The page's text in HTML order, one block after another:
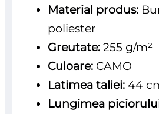
Material produs:
poliester
Greutate:255 g/m²
Culoare: CAMO
Latimea taliei:44
Lungimea